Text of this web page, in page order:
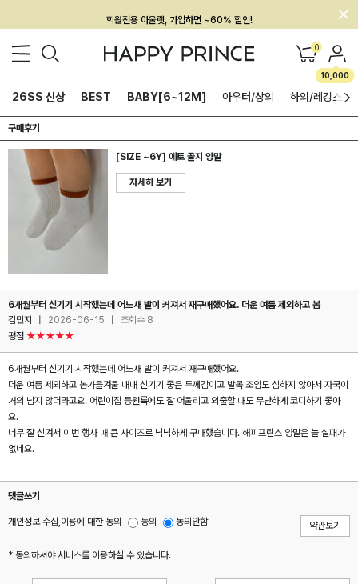
회원전용 아울렛, 가입하면 ~60% 할인!
멤버십 최대 28,000원 혜택 0
10,000
26SS 신상 BEST BABY[6~12M] 아우터/상의 하의/레깅스
구매후기
[SIZE ~6Y] 에토 골지 양말
자세히 보기
6개월부터 신기기 시작했는데 어느새 발이 커져서 재구매했어요. 더운 여름 제외하고 봄
김민지
2026-06-15
조회수 8
평점 ★★★★★
6개월부터 신기기 시작했는데 어느새 발이 커져서 재구매했어요.
더운 여름 제외하고 봄가을겨울 내내 신기기 좋은 두께감이고 발목 조임도 심하지 않아서 자국이
거의 남지 않더라고요. 어린이집 등원룩에도 잘 어울리고 외출할 때도 무난하게 코디하기 좋아
요.
너무 잘 신겨서 이번 행사 때 큰 사이즈로 넉넉하게 구매했습니다. 해피프린스 양말은 늘 실패가
없네요.
댓글쓰기
개인정보 수집,이용에 대한 동의 동의 동의안함 약관보기
* 동의하셔야 서비스를 이용하실 수 있습니다.